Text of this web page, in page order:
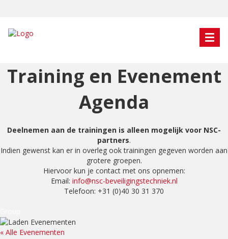
Training en Evenement
Agenda
Deelnemen aan de trainingen is alleen mogelijk voor NSC-
partners.
Indien gewenst kan er in overleg ook trainingen gegeven worden aan
grotere groepen.
Hiervoor kun je contact met ons opnemen:
Email: info@nsc-beveiligingstechniek.nl
Telefoon: +31 (0)40 30 31 370
« Alle Evenementen